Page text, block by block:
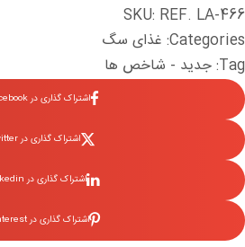
SKU: REF. LA-466
Categories: غذای سگ
Tag: جدید - شاخص ها
اشتراک گذاری در facebook
اشتراک گذاری در twitter
اشتراک گذاری در linkedin
اشتراک گذاری در pinterest